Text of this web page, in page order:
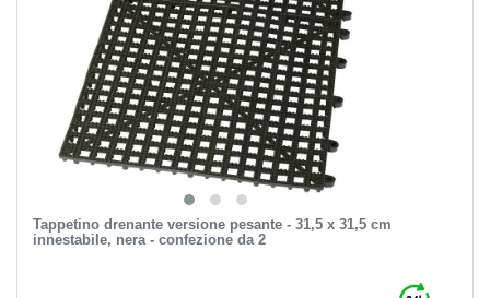
Tappetino drenante versione pesante - 31,5 x 31,5 cm
innestabile, nera - confezione da 2